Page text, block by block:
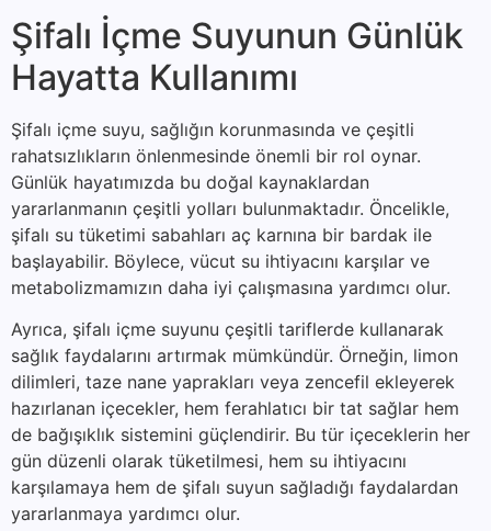
Şifalı İçme Suyunun Günlük
Hayatta Kullanımı
Şifalı içme suyu, sağlığın korunmasında ve çeşitli
rahatsızlıkların önlenmesinde önemli bir rol oynar.
Günlük hayatımızda bu doğal kaynaklardan
yararlanmanın çeşitli yolları bulunmaktadır. Öncelikle,
şifalı su tüketimi sabahları aç karnına bir bardak ile
başlayabilir. Böylece, vücut su ihtiyacını karşılar ve
metabolizmamızın daha iyi çalışmasına yardımcı olur.
Ayrıca, şifalı içme suyunu çeşitli tariflerde kullanarak
sağlık faydalarını artırmak mümkündür. Örneğin, limon
dilimleri, taze nane yaprakları veya zencefil ekleyerek
hazırlanan içecekler, hem ferahlatıcı bir tat sağlar hem
de bağışıklık sistemini güçlendirir. Bu tür içeceklerin her
gün düzenli olarak tüketilmesi, hem su ihtiyacını
karşılamaya hem de şifalı suyun sağladığı faydalardan
yararlanmaya yardımcı olur.